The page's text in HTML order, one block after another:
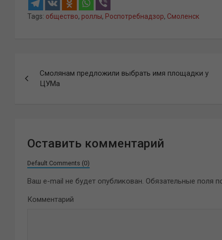
Tags: общество, роллы, Роспотребнадзор, Смоленск
по
Смолянам предложили выбрать имя площадки у
ЦУМа
Оставить комментарий
Default Comments (0)
Ваш e-mail не будет опубликован. Обязательные поля
Комментарий